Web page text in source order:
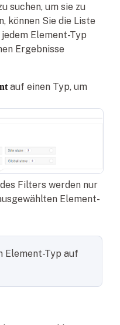
suchen, um sie zu
können Sie die Liste
Element-Typ
Ergebnisse
auf einen Typ, um
Filters werden nur
Element-
Element-Typ auf